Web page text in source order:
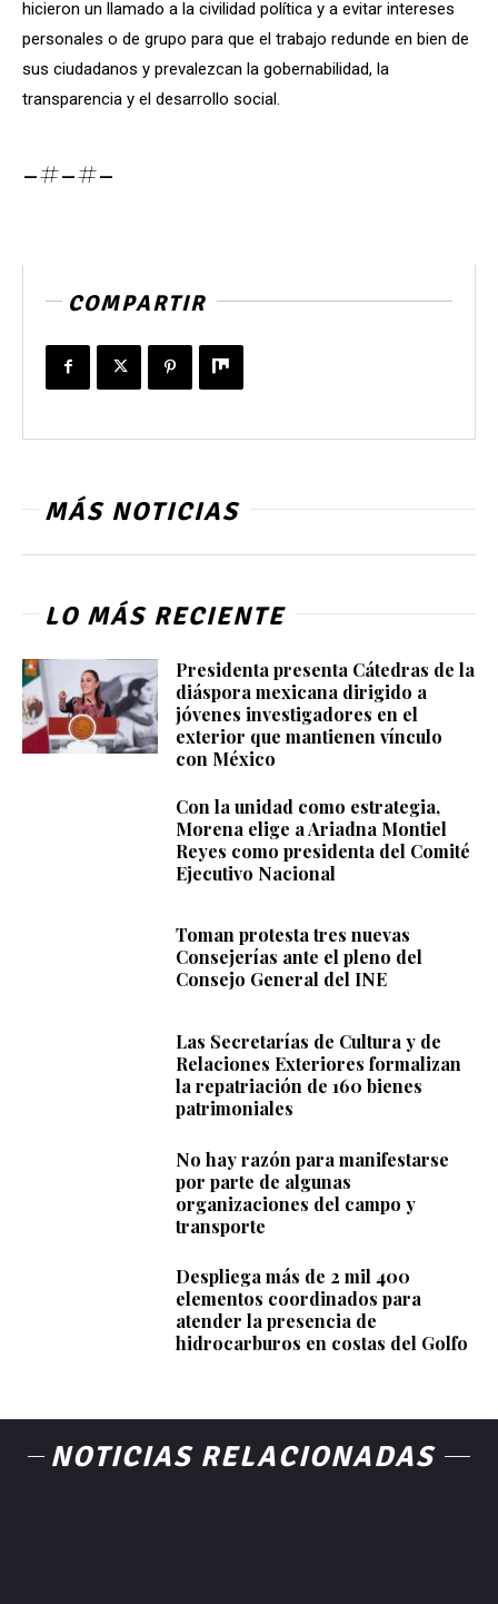
hicieron un llamado a la civilidad política y a evitar intereses
personales o de grupo para que el trabajo redunde en bien de
sus ciudadanos y prevalezcan la gobernabilidad, la
transparencia y el desarrollo social.
-#-#-
COMPARTIR
MÁS NOTICIAS
LO MÁS RECIENTE
Presidenta presenta Cátedras de la
diáspora mexicana dirigido a
jóvenes investigadores en el
exterior que mantienen vínculo
con México
Con la unidad como estrategia,
Morena elige a Ariadna Montiel
Reyes como presidenta del Comité
Ejecutivo Nacional
Toman protesta tres nuevas
Consejerías ante el pleno del
Consejo General del INE
Las Secretarías de Cultura y de
Relaciones Exteriores formalizan
la repatriación de 160 bienes
patrimoniales
No hay razón para manifestarse
por parte de algunas
organizaciones del campo y
transporte
Despliega más de 2 mil 400
elementos coordinados para
atender la presencia de
hidrocarburos en costas del Golfo
NOTICIAS RELACIONADAS